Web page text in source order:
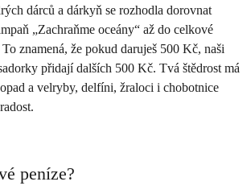
dárců a dárkyň se rozhodla dorovnat
„Zachraňme oceány“ až do celkové
znamená, že pokud daruješ 500 Kč, naši
přidají dalších 500 Kč. Tvá štědrost má
a velryby, delfíni, žraloci i chobotnice
peníze?